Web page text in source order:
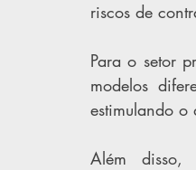
riscos de
Para o setor
modelos
estimulando o
Além disso,